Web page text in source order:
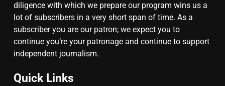
8
चुनाव से पहले लालू परिवार पर बड़ा झटका,
दिल्ली कोर्ट ने IRCTC घोटाले में आरोप
तय किए
diligence with which we prepare our program wins us a
lot of subscribers in a very short span of time. As a
subscriber you are our patron; we expect you to
continue you’re your patronage and continue to support
independent journalism.
Quick Links